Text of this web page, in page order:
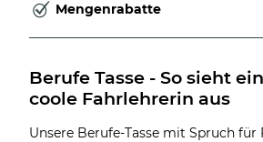
Mengenrabatte
Berufe Tasse - So sieht
coole Fahrlehrerin aus
Unsere Berufe-Tasse mit Spruch für